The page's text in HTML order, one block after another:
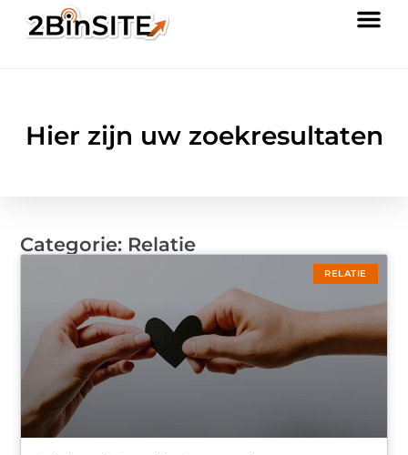
Hier zijn uw zoekresultaten
Categorie: Relatie
RELATIE